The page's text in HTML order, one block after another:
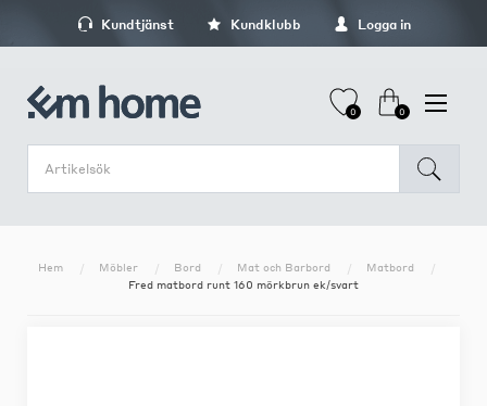
Kundtjänst Kundklubb Logga in
0 0
Hem Möbler Bord Mat och Barbord
Matbord
Fred matbord runt 160 mörkbrun ek/svart